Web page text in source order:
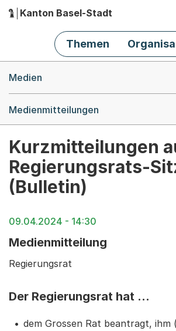
Hauptnavigation
Kanton Basel-Stadt
Themen
Medien
Medienmitteilungen
Kurzmitteilungen
Regierungsrats-
(Bulletin)
09.04.2024 - 14:30
Medienmitteilung
Regierungsrat
Der Regierungsrat hat …
dem Grossen Rat beantragt, ihm